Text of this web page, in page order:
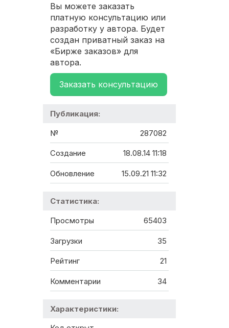
Вы можете заказать
платную консультацию или
разработку у автора. Будет
создан приватный заказ на
«Бирже заказов» для
автора.
Заказать консультацию
Публикация:
№ 287082
Создание 18.08.14 11:18
Обновление 15.09.21 11:32
Статистика:
Просмотры 65403
Загрузки 35
Рейтинг 21
Комментарии 34
Характеристики: